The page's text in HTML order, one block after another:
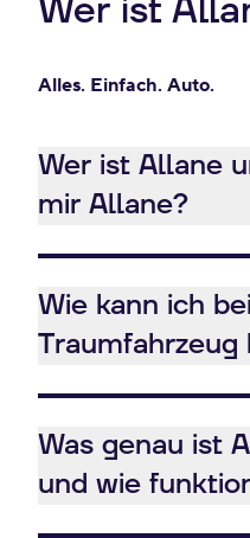
Wer ist
Alles. Einfach. Auto.
Wer ist Allane
mir Allane?
Wie kann ich
Was genau ist
und wie